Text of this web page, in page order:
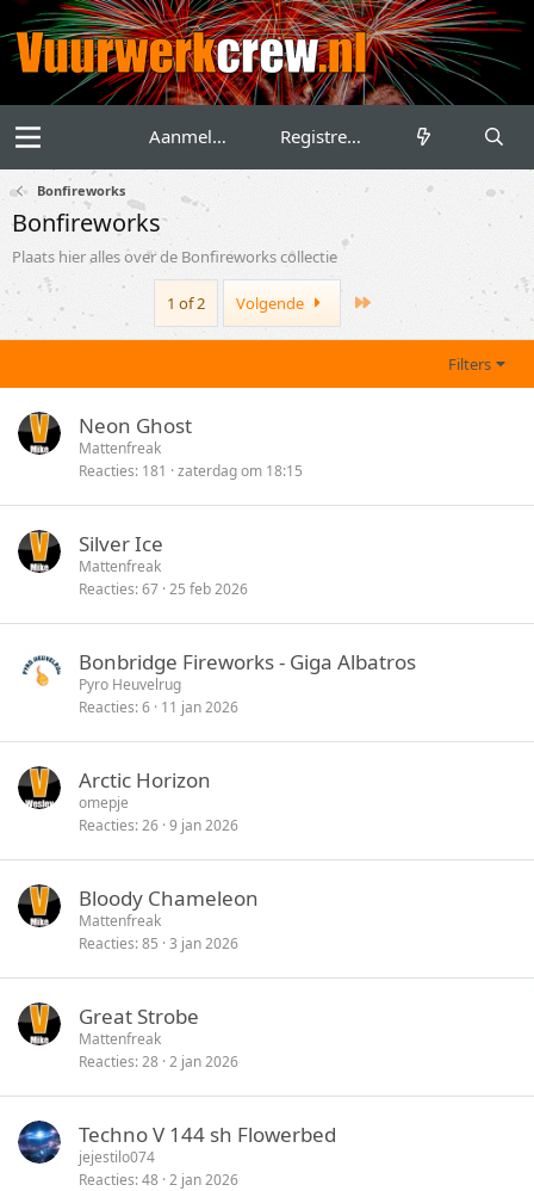
Aanmelden Registreren
Bonfireworks
Bonfireworks
Plaats hier alles over de Bonfireworks collectie
1 of 2 Volgende
Filters
Neon Ghost
Mattenfreak
Reacties 181 zaterdag om 18:15
Silver Ice
Mattenfreak
Reacties 67 25 feb 2026
Bonbridge Fireworks - Giga Albatros
Pyro Heuvelrug
Reacties 6 11 jan 2026
Arctic Horizon
omepje
Reacties 26 9 jan 2026
Bloody Chameleon
Mattenfreak
Reacties 85 3 jan 2026
Great Strobe
Mattenfreak
Reacties 28 2 jan 2026
Techno V 144 sh Flowerbed
jejestilo074
Reacties 48 2 jan 2026